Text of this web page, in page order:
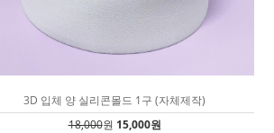
3D 입체 양 실리콘몰드 1구 (자체제작)
18,000원 15,000원